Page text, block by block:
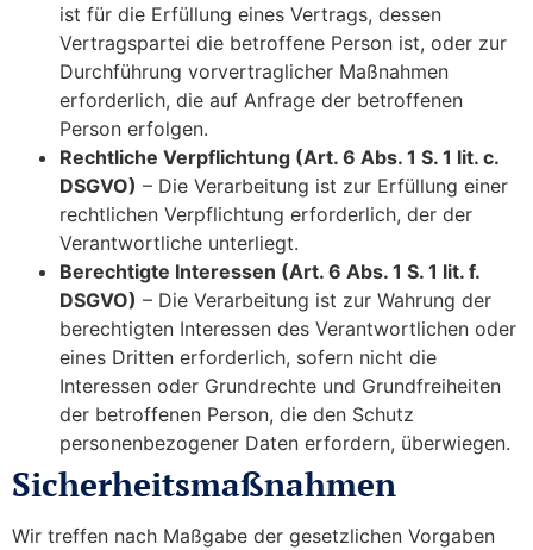
ist für die Erfüllung eines Vertrags, dessen
Vertragspartei die betroffene Person ist, oder zur
Durchführung vorvertraglicher Maßnahmen
erforderlich, die auf Anfrage der betroffenen
Person erfolgen.
Rechtliche Verpflichtung (Art. 6 Abs. 1 S. 1 lit. c.
DSGVO) – Die Verarbeitung ist zur Erfüllung einer
rechtlichen Verpflichtung erforderlich, der der
Verantwortliche unterliegt.
Berechtigte Interessen (Art. 6 Abs. 1 S. 1 lit. f.
DSGVO) – Die Verarbeitung ist zur Wahrung der
berechtigten Interessen des Verantwortlichen oder
eines Dritten erforderlich, sofern nicht die
Interessen oder Grundrechte und Grundfreiheiten
der betroffenen Person, die den Schutz
personenbezogener Daten erfordern, überwiegen.
Sicherheitsmaßnahmen
Wir treffen nach Maßgabe der gesetzlichen Vorgaben